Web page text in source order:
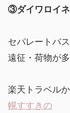
③ダイワロイ
セパレートバ
遠征・荷物が
楽天トラベル
幌すすきの